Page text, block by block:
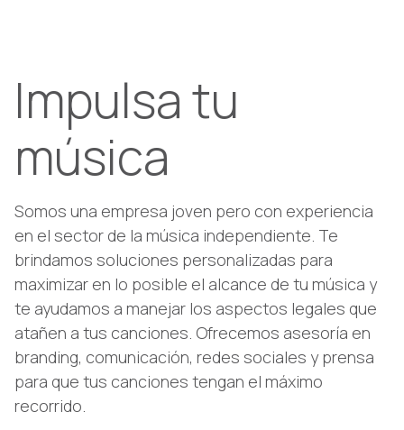
Impulsa tu
música
Somos una empresa joven pero con experiencia
en el sector de la música independiente. Te
brindamos soluciones personalizadas para
maximizar en lo posible el alcance de tu música y
te ayudamos a manejar los aspectos legales que
atañen a tus canciones. Ofrecemos asesoría en
branding, comunicación, redes sociales y prensa
para que tus canciones tengan el máximo
recorrido.